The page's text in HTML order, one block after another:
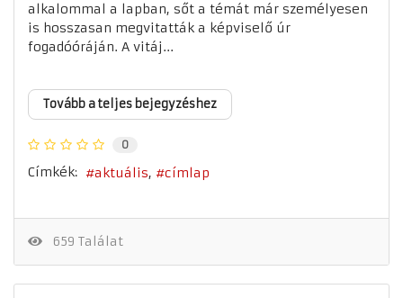
alkalommal a lapban, sőt a témát már személyesen
is hosszasan megvitatták a képviselő úr
fogadóóráján. A vitáj...
Tovább a teljes bejegyzéshez
0
Címkék: aktuális címlap
659 Találat